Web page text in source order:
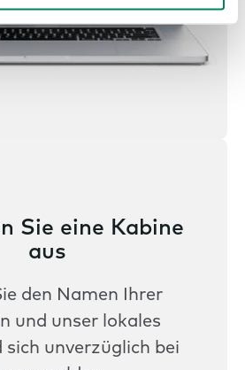
Sie eine Kabine
aus
den Namen Ihrer
und unser lokales
sich unverzüglich bei